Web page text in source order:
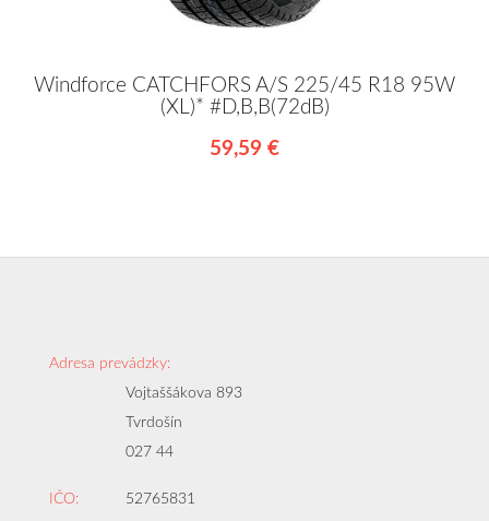
Windforce CATCHFORS A/S 225/45 R18 95W
(XL)* #D,B,B(72dB)
59,59 €
Adresa prevádzky:
Vojtaššákova 893
Tvrdošín
027 44
IČO: 52765831